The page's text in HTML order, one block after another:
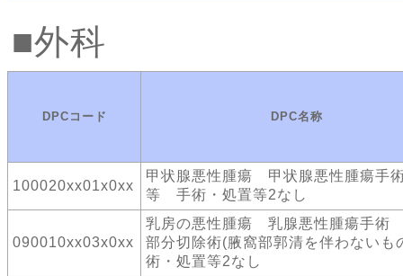
外科
DPCコード DPC名称
100020xx01x0xx
甲状腺悪性腫瘍 甲状腺悪性腫瘍手
等 手術・処置等2なし
090010xx03x0xx
乳房の悪性腫瘍 乳腺悪性腫瘍手術
部分切除術(腋窩部郭清を伴わない
術・処置等2なし